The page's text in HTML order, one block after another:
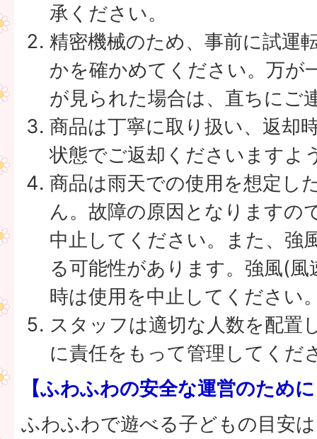
承ください。
精密機械のため、事前に試運
かを確かめてください。万が
が見られた場合は、直ちにご
商品は丁寧に取り扱い、返却
状態でご返却くださいますよ
商品は雨天での使用を想定し
ん。故障の原因となりますの
中止してください。また、強
る可能性があります。強風(
時は使用を中止してください
スタッフは適切な人数を配置
に責任をもって管理してくだ
【ふわふわの安全な運営のため
ふわふわで遊べる子どもの目安